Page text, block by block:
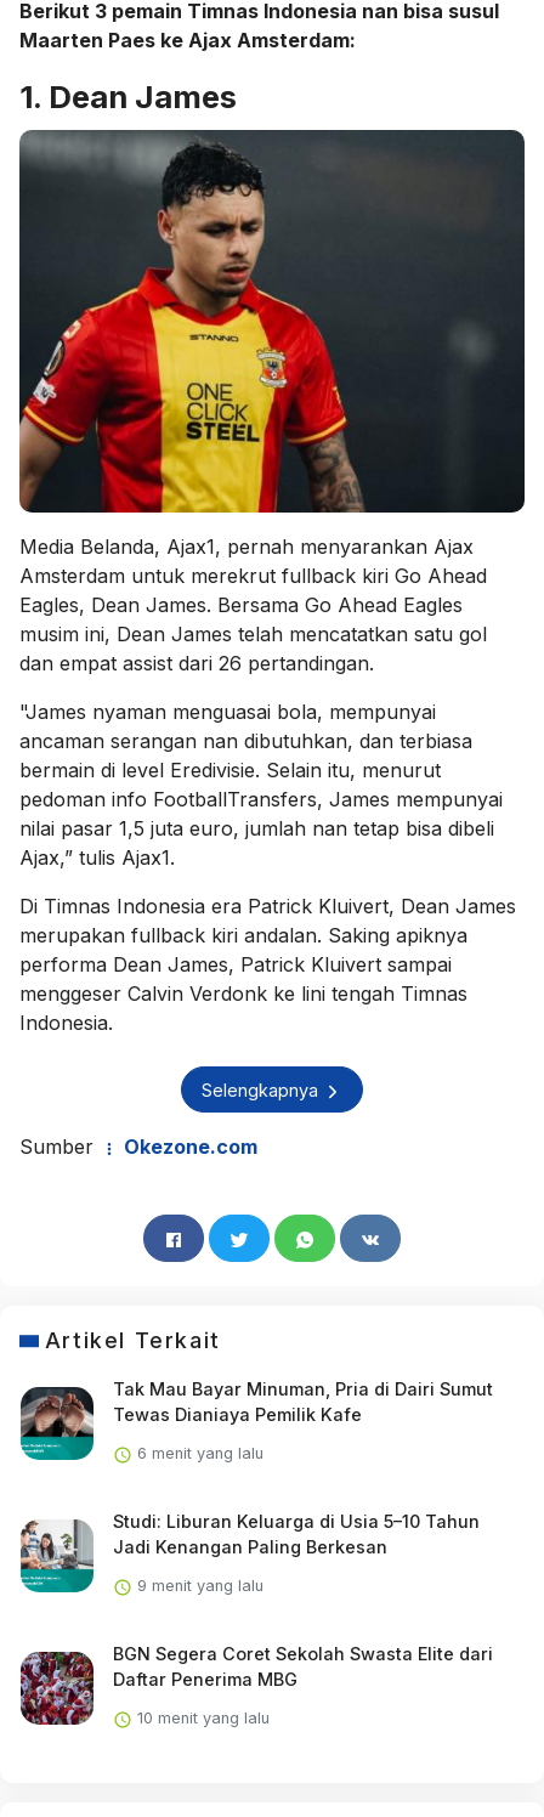
Berikut 3 pemain Timnas Indonesia nan bisa susul
Maarten Paes ke Ajax Amsterdam:
1. Dean James
Media Belanda, Ajax1, pernah menyarankan Ajax
Amsterdam untuk merekrut fullback kiri Go Ahead
Eagles, Dean James. Bersama Go Ahead Eagles
musim ini, Dean James telah mencatatkan satu gol
dan empat assist dari 26 pertandingan.
"James nyaman menguasai bola, mempunyai
ancaman serangan nan dibutuhkan, dan terbiasa
bermain di level Eredivisie. Selain itu, menurut
pedoman info FootballTransfers, James mempunyai
nilai pasar 1,5 juta euro, jumlah nan tetap bisa dibeli
Ajax,” tulis Ajax1.
Di Timnas Indonesia era Patrick Kluivert, Dean James
merupakan fullback kiri andalan. Saking apiknya
performa Dean James, Patrick Kluivert sampai
menggeser Calvin Verdonk ke lini tengah Timnas
Indonesia.
Selengkapnya
Sumber Okezone.com
Artikel Terkait
Tak Mau Bayar Minuman, Pria di Dairi Sumut
Tewas Dianiaya Pemilik Kafe
6 menit yang lalu
Studi: Liburan Keluarga di Usia 5–10 Tahun
Jadi Kenangan Paling Berkesan
9 menit yang lalu
BGN Segera Coret Sekolah Swasta Elite dari
Daftar Penerima MBG
10 menit yang lalu